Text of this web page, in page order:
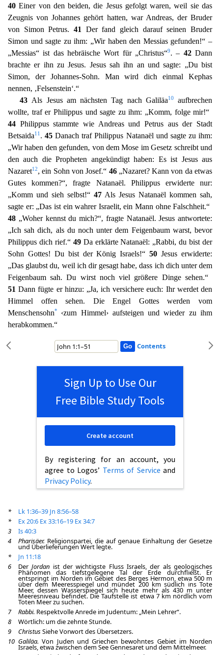
40 Einer von den beiden, die Jesus gefolgt waren, weil sie das
Zeugnis von Johannes gehört hatten, war Andreas, der Bruder
von Simon Petrus. 41
Der fand gleich darauf seinen Bruder
Simon und sagte zu ihm: „Wir haben den Messias gefunden!“ –
„Messias“ ist das hebräische Wort für „Christus“9. – 42Dann
brachte er ihn zu Jesus. Jesus sah ihn an und sagte: „Du bist
Simon, der Johannes-Sohn. Man wird dich einmal Kephas
nennen, ‚Felsenstein‘.“
43 Als Jesus am nächsten Tag nach Galiläa10
aufbrechen
wollte, traf er Philippus und sagte zu ihm: „Komm, folge mir!“
44 Philippus stammte wie Andreas und Petrus aus derStadt
Betsaida11 .45 Danach traf Philippus Natanaël und sagte zu ihm:
„Wir haben den gefunden, von dem Mose im Gesetz schreibt und
den auch die Propheten angekündigt haben: Es ist Jesus aus
Nazaret12, ein Sohn von Josef.“ 46„Nazaret? Kann von da etwas
Gutes kommen?“, fragte Natanaël. Philippus erwiderte nur:
„Komm und sieh selbst!“ 47Als Jesus Natanaël kommen sah,
sagte er: „Das ist ein wahrer Israelit, ein Mann ohne Falschheit.“
48 „Woher kennst du mich?“, fragte Natanaël. Jesus antwortete:
„Ich sah dich, als du noch unter dem Feigenbaum warst, bevor
Philippus dich rief.“ 49Da erklärte Natanaël: „Rabbi, du bist der
Sohn Gottes! Du bist der König Israels!“50 Jesus erwiderte:
„Das glaubst du, weil ich dir gesagt habe, dass ich dich unter dem
Feigenbaum sah. Du wirstnoch viel größere Dinge sehen.“
51 Dann fügte er hinzu: „Ja, ich versichere euch: Ihr werdet den
Himmel offen sehen. Die Engel Gottes werden vom
Menschensohn* ‹zum Himmel› aufsteigen und wieder zu ihm
herabkommen.“
Contents
Sign Up to Use Our
Free Bible Study Tools
By registering for an account, you
agree to Logos’ Terms of Service and
Privacy Policy.
Create account
* Lk 1:36–39 Jn 8:56–58
*
Ex 20:6 Ex 33:16–19 Ex 34:7
3
Is 40:3
4
Pharisäer. Religionspartei, die auf genaue Einhaltung der Gesetze
und Überlieferungen Wert legte.
*
Jn 11:18
6
DerJordan ist der wichtigste Fluss Israels, der als geologisches
Phänomen das tiefstgelegene Tal der Erde durchfließt. Er
entspringt im Norden im Gebiet des Berges Hermon, etwa 500 m
über dem Meeresspiegel und mündet 200 km südlich ins Tote
Meer, dessen Wasserspiegel sich heute mehr als 430 m unter
Meeresniveau befindet. Die Taufstelle ist etwa 7 km nördlich vom
Toten Meer zu suchen.
7
Rabbi. Respektvolle Anrede im Judentum: „Mein Lehrer“.
8
Wörtlich: um die zehnte Stunde.
9
ChristusSiehe Vorwort des Übersetzers.
10 Galiläa. Von Juden und Griechen bewohntes Gebiet im Norden
Israels, etwa zwischen dem See Gennesaret und dem Mittelmeer.